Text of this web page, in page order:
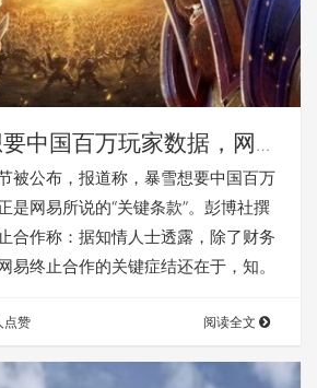
中国百万玩家数据，网易
可接受
被公布，报道称，暴雪想要中国百万
是网易所说的“关键条款”。彭博社撰
合作称：据知情人士透露，除了财务
易终止合作的关键症结还在于，知。
赞 阅读全文